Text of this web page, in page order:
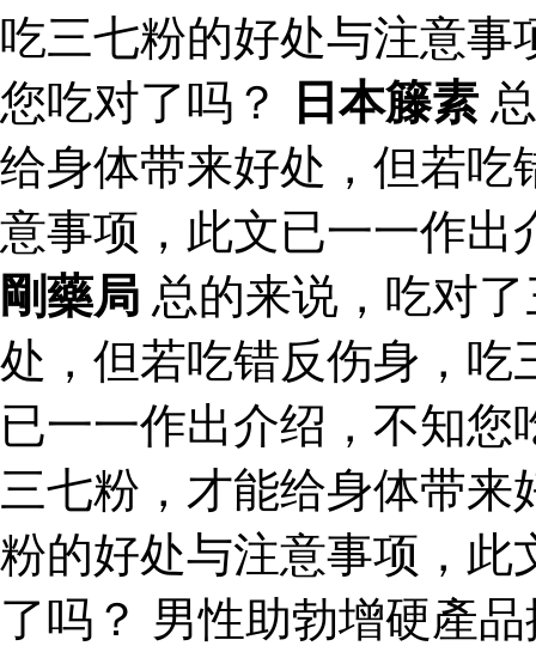
吃三七粉的好处与注意事
您吃对了吗？
日本籐素
给身体带来好处，但若吃
意事项，此文已一一作
剛藥局 总的来说，吃对
处，但若吃错反伤身，吃
已一一作出介绍，不知
三七粉，才能给身体带
粉的好处与注意事项，此
了吗？ 男性助勃增硬產